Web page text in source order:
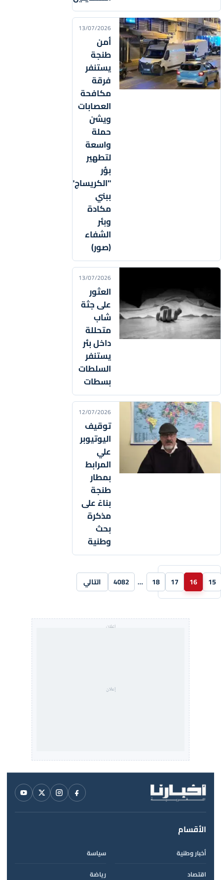
13/07/2026
أمن
طنجة
يستنفر
فرقة
مكافحة
العصابات
ويشن
حملة
واسعة
لتطهير
بؤر
"الكريساج"
ببني
مكادة
وبئر
الشفاء
(صور)
13/07/2026
العثور
على جثة
شاب
متحللة
داخل بئر
يستنفر
السلطات
بسطات
12/07/2026
توقيف
اليوتيوبر
علي
المرابط
بمطار
طنجة
بناءً على
مذكرة
بحث
وطنية
15
16
17
18
…
4082 التالي
الأقسام
أخبار وطنية
سياسة
اقتصاد
رياضة